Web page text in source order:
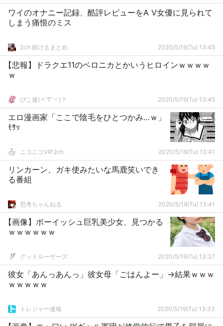
ワイのオナニー記録、酷評レビューをA V女優に見られて
しまう痛恨のミス
2ch 抜けるまとめ 2020/5/19(Tu) 13:45
【悲報】ドラクエ11のベロニカとかいうヒロインｗｗｗｗ
ｗ
ぴこ速(〃'∇'〃)？ 2020/5/19(Tu) 13:45
エロ漫画家「ここで陰毛をひとつかみ…ｗ」
ﾓｻｯ
ニコニコVIP2ch 2020/5/19(Tu) 13:41
リンカーン、ガキ使みたいな馬鹿笑いでき
る番組
思考ちゃんねる 2020/5/19(Tu) 13:41
【画像】ボーイッシュ巨乳美少女、見つかる
ｗｗｗｗｗｗ
グッドルーザーズ 2020/5/19(Tu) 13:37
彼女「あんっあんっ」彼女母「ごはんよー」→結果ｗｗｗ
ｗｗｗｗｗ
トレジャー速報 2020/5/19(Tu) 13:33